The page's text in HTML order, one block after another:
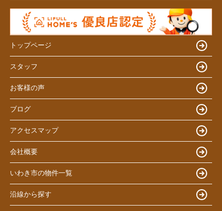
トップページ
スタッフ
お客様の声
ブログ
アクセスマップ
会社概要
いわき市の物件一覧
沿線から探す